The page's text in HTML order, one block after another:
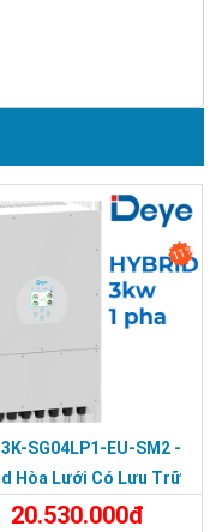
11%
SG04LP1-EU-SM2 -
Hòa Lưới Có Lưu Trữ
3KW 1 Pha
20.530.000đ